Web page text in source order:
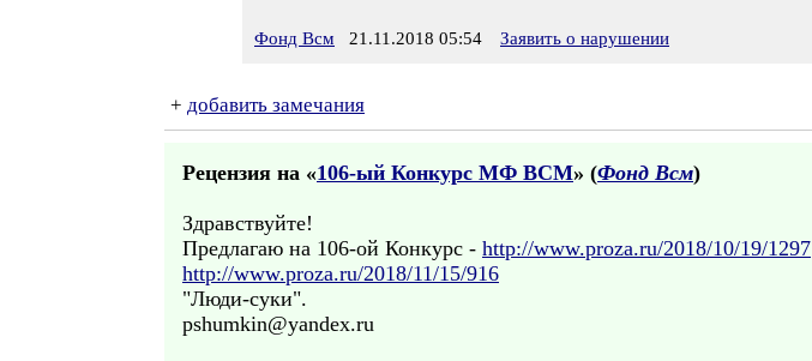
Фонд Всм 21.11.2018 05:54 Заявить о нарушении
+ добавить замечания
Рецензия на «106-ый Конкурс МФ ВСМ» (Фонд Всм)
Здравствуйте!
Предлагаю на 106-ой Конкурс - http://www.proza.ru/2018/10/19/1297
http://www.proza.ru/2018/11/15/916
"Люди-суки".
pshumkin@yandex.ru